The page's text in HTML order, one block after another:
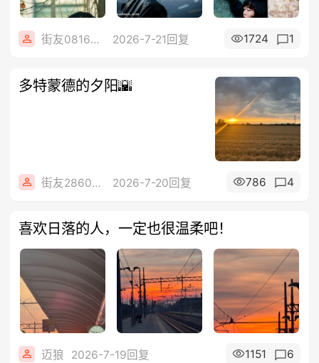
街友08168101 2026-7-21回复 1724 1
多特蒙德的夕阳🌇
街友28602925 2026-7-20回复 786 4
喜欢日落的人，一定也很温柔吧！
迈狼 2026-7-19回复 1151 6